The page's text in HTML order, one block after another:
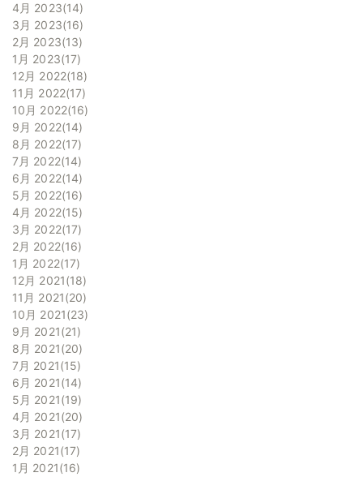
4月 2023 14
3月 2023 16
2月 2023 13
1月 2023 17
12月 2022 18
11月 2022 17
10月 2022 16
9月 2022 14
8月 2022 17
7月 2022 14
6月 2022 14
5月 2022 16
4月 2022 15
3月 2022 17
2月 2022 16
1月 2022 17
12月 2021 18
11月 2021 20
10月 2021 23
9月 2021 21
8月 2021 20
7月 2021 15
6月 2021 14
5月 2021 19
4月 2021 20
3月 2021 17
2月 2021 17
1月 2021 16